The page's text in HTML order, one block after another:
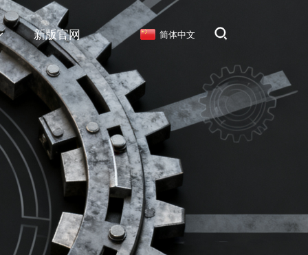
新版官网 简体中文